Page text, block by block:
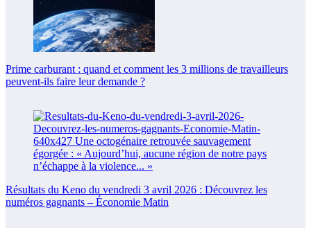
Prime carburant : quand et comment les 3 millions de travailleurs
peuvent-ils faire leur demande ?
Résultats du Keno du vendredi 3 avril 2026 : Découvrez les
numéros gagnants – Économie Matin